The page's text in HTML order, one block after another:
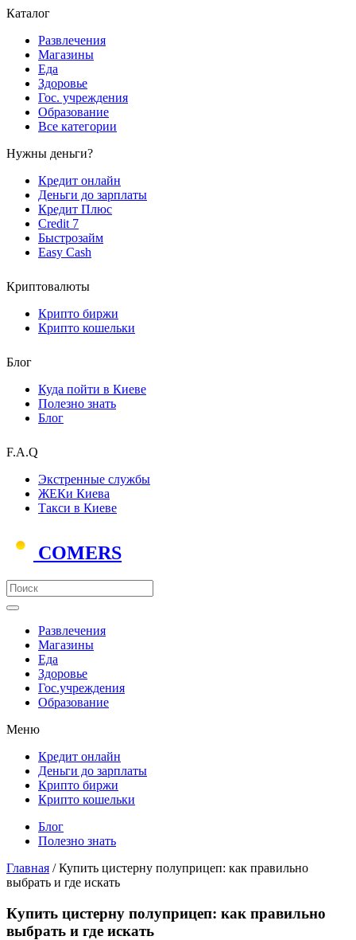
Каталог
Развлечения
Магазины
Еда
Здоровье
Гос. учреждения
Образование
Все категории
Нужны деньги?
Кредит онлайн
Деньги до зарплаты
Кредит Плюс
Credit 7
Быстрозайм
Easy Cash
Криптовалюты
Крипто биржи
Крипто кошельки
Блог
Куда пойти в Киеве
Полезно знать
Блог
F.A.Q
Экстренные службы
ЖЕКи Киева
Такси в Киеве
COMERS
Развлечения
Магазины
Еда
Здоровье
Гос.учреждения
Образование
Меню
Кредит онлайн
Деньги до зарплаты
Крипто биржи
Крипто кошельки
Блог
Полезно знать
Главная / Купить цистерну полуприцеп: как правильно
выбрать и где искать
Купить цистерну полуприцеп: как правильно
выбрать и где искать